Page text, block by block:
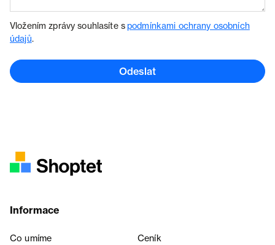
Vložením zprávy souhlasíte spodmínkami ochrany osobních
údajů.
Odeslat
Informace
Co umíme
Ceník